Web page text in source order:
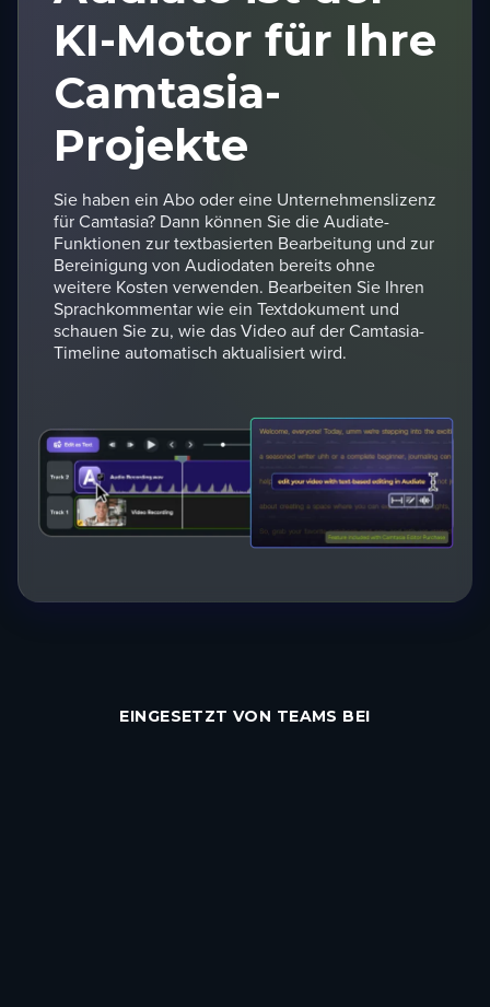
KI-Motor für Ihre
Camtasia-
Projekte
Sie haben ein Abo oder eine Unternehmenslizenz
für Camtasia? Dann können Sie die Audiate-
Funktionen zur textbasierten Bearbeitung und zur
Bereinigung von Audiodaten bereits ohne
weitere Kosten verwenden. Bearbeiten Sie Ihren
Sprachkommentar wie ein Textdokument und
schauen Sie zu, wie das Video auf der Camtasia-
Timeline automatisch aktualisiert wird.
EINGESETZT VON TEAMS BEI